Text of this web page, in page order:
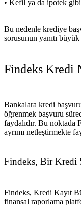
• Kefil ya da ipotek
Bu nedenle krediye
sorusunun yanıtı büyük
Findeks Kredi
Bankalara kredi
öğrenmek başvuru
faydalıdır. Bu
ayrımı netleştirmekte
Findeks, Bir Kredi
Findeks, Kredi Kayıt
finansal raporlama